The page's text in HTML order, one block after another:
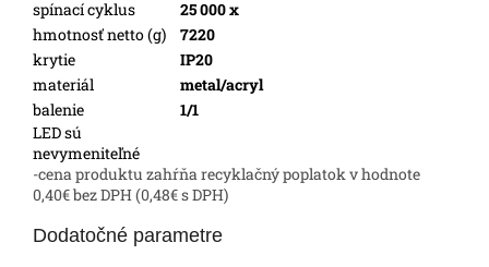
spínací cyklus
25 000 x
hmotnosť netto (g)
7220
krytie
IP20
materiál
metal/acryl
balenie
1/1
LED sú
nevymeniteľné
-cena produktu zahŕňa recyklačný poplatok v hodnote
0,40€ bez DPH (0,48€ s DPH)
Dodatočné parametre